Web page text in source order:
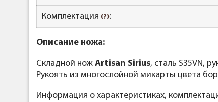
Комплектация (?):
Описание ножа:
Складной нож Artisan Sirius, сталь S35VN,
Рукоять из многослойной микарты цвета
Информация о характеристиках,